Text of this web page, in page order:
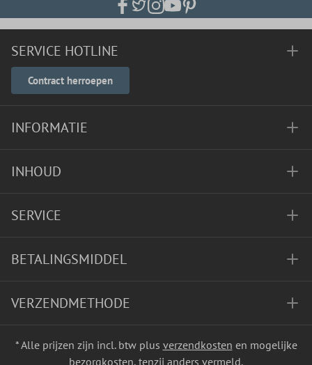
SERVICE HOTLINE
Contract herroepen
INFORMATIE
INHOUD
SERVICE
BETALINGSMIDDEL
VERZENDMETHODE
* Alle prijzen zijn incl. btw plus verzendkosten en mogelijke
bezorgkosten, tenzij anders vermeld.